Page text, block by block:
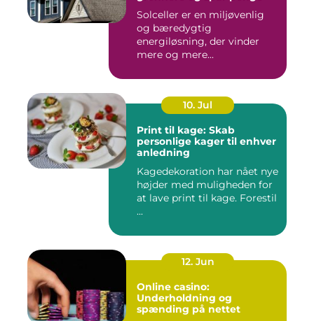
Solceller er en miljøvenlig
og bæredygtig
energiløsning, der vinder
mere og mere...
10. Jul
Print til kage: Skab
personlige kager til enhver
anledning
Kagedekoration har nået nye
højder med muligheden for
at lave print til kage. Forestil
...
12. Jun
Online casino:
Underholdning og
spænding på nettet